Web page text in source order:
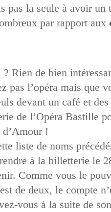
pas la seule à avoir
par rapport aux
Rien de bien
pas l’opéra mais que
devant un café et
de l’Opéra Bastille
!
liste de noms
à la billetterie le
Comme vous le
de deux, le compte
vous à la suite de